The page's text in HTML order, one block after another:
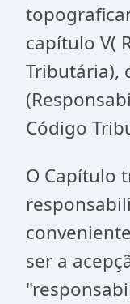
capítulo V(
Tributária),
Código
O Capítulo
ser a